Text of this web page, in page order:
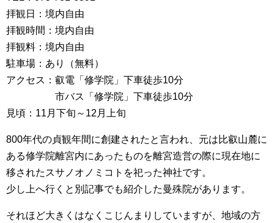
拝観日：境内自由
拝観時間：境内自由
拝観料：境内自由
駐車場：あり（無料）
アクセス：叡電「修学院」下車徒歩10分
市バス「修学院」下車徒歩10分
見頃：11月下旬～12月上旬
800年代の貞観年間に創建されたと言われ、元は比叡山麓に
ある修学院離宮内にあったものを離宮造営の際に現在地に
移されたスサノオノミコトを祀った神社です。
少し上へ行くと別記事でも紹介した曼殊院があります。
それほど大きくはなくこじんまりしていますが、地域の方